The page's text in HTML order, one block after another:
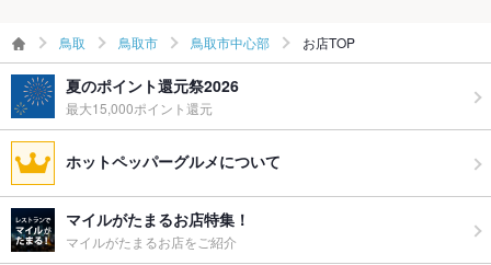
グパーティ
ー二次会
備考
※早割コース実施しておりません。人数・ご予算・お時間など、
ご要望がございましたらご相談ください。
鳥取 鳥取市 鳥取市中心部 お店TOP
夏のポイント還元祭2026
最大15,000ポイント還元
ホットペッパーグルメについて
マイルがたまるお店特集！
マイルがたまるお店をご紹介